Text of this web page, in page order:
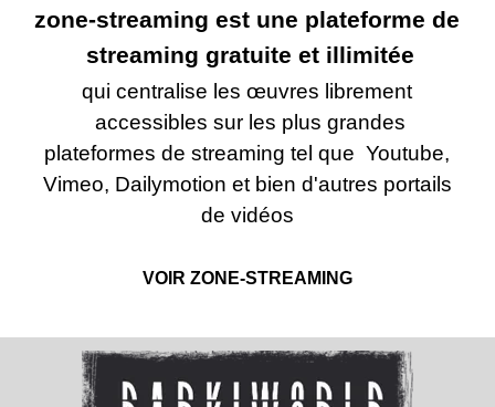
zone-streaming est une plateforme de
streaming gratuite et illimitée
qui centralise les œuvres librement
accessibles sur les plus grandes
plateformes de streaming tel que Youtube,
Vimeo, Dailymotion et bien d'autres portails
de vidéos
VOIR ZONE-STREAMING